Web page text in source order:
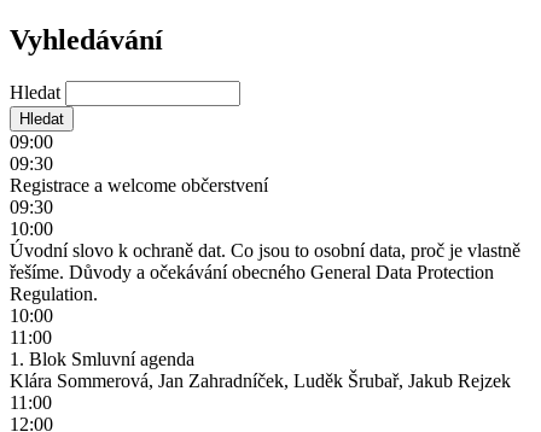
Vyhledávání
Hledat
09:00
09:30
Registrace a welcome občerstvení
09:30
10:00
Úvodní slovo k ochraně dat. Co jsou to osobní data, proč je vlastně
řešíme. Důvody a očekávání obecného General Data Protection
Regulation.
10:00
11:00
1. Blok Smluvní agenda
Klára Sommerová, Jan Zahradníček, Luděk Šrubař, Jakub Rejzek
11:00
12:00